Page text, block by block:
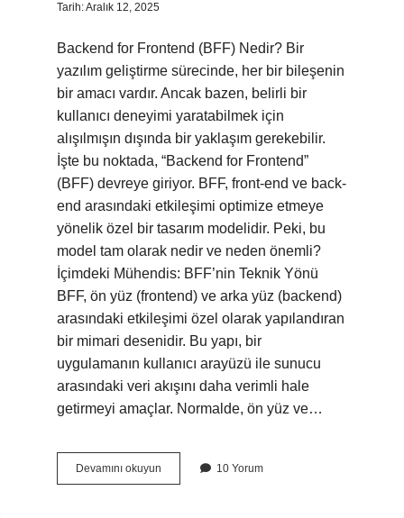
Tarih: Aralık 12, 2025
Backend for Frontend (BFF) Nedir? Bir
yazılım geliştirme sürecinde, her bir bileşenin
bir amacı vardır. Ancak bazen, belirli bir
kullanıcı deneyimi yaratabilmek için
alışılmışın dışında bir yaklaşım gerekebilir.
İşte bu noktada, “Backend for Frontend”
(BFF) devreye giriyor. BFF, front-end ve back-
end arasındaki etkileşimi optimize etmeye
yönelik özel bir tasarım modelidir. Peki, bu
model tam olarak nedir ve neden önemli?
İçimdeki Mühendis: BFF’nin Teknik Yönü
BFF, ön yüz (frontend) ve arka yüz (backend)
arasındaki etkileşimi özel olarak yapılandıran
bir mimari desenidir. Bu yapı, bir
uygulamanın kullanıcı arayüzü ile sunucu
arasındaki veri akışını daha verimli hale
getirmeyi amaçlar. Normalde, ön yüz ve…
Devamını okuyun Backend
for
10 Yorum